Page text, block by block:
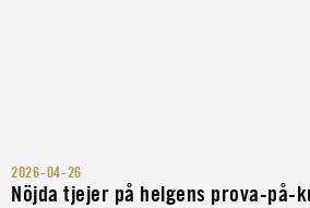
2026-04-26
Nöjda tjejer på helgens prova-på-